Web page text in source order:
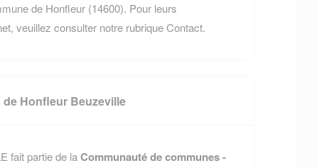
de Honfleur (14600). Pour leurs
veuillez consulter notre rubrique Contact.
Honfleur Beuzeville
fait partie de laCommunauté de communes -